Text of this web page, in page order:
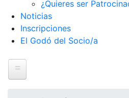
¿Quieres ser
Noticias
Inscripciones
El Godó del Socio/a